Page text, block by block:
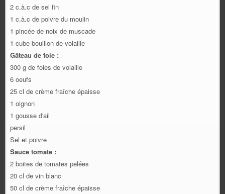
2 c.à.c de sel fin
1 c.à.c de poivre du moulin
1 pincée de noix de muscade
1 cube bouillon de volaille
Gâteau de foie :
300 g de foies de volaille
6 oeufs
25 cl de crème fraîche épaisse
1 oignon
1 gousse d'ail
persil
Sel et poivre
Sauce tomate :
2 boites de tomates pelées
20 cl de vin blanc
50 cl de crème fraîche épaisse